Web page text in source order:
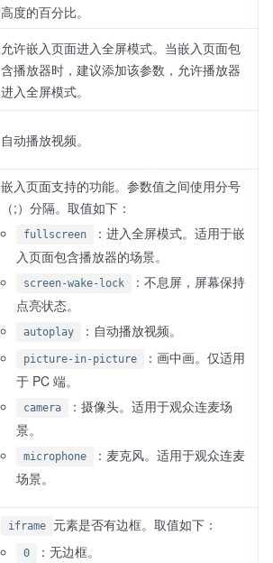
高度的百分比。
允许嵌入页面进入全屏模式。当嵌入页面包
含播放器时，建议添加该参数，允许播放器
进入全屏模式。
自动播放视频。
嵌入页面支持的功能。参数值之间使用分号
（;）分隔。取值如下：
fullscreen
：进入全屏模式。适用于嵌
入页面包含播放器的场景。
screen-wake-lock
：不息屏，屏幕保持
点亮状态。
autoplay ：自动播放视频。
picture-in-picture
：画中画。仅适用
于 PC 端。
camera
：摄像头。适用于观众连麦场
景。
microphone
：麦克风。适用于观众连麦
场景。
iframe 元素是否有边框。取值如下：
0 ：无边框。